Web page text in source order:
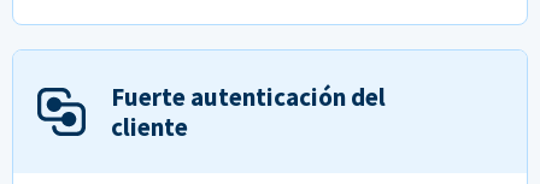
Fuerte autenticación del
cliente